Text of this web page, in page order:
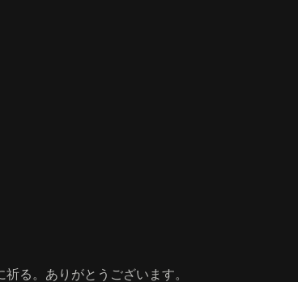
る。ありがとうございます。